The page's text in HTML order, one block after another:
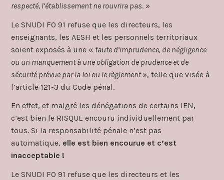
respecté, l’établissement ne rouvrira pas. »
Le SNUDI FO 91 refuse que les directeurs, les
enseignants, les AESH et les personnels territoriaux
soient exposés à une « faute d’imprudence, de négligence
ou un manquement à une obligation de prudence et de
sécurité prévue par la loi ou le règlement», telle que visée à
l’article 121-3 du Code pénal.
En effet, et malgré les dénégations de certains IEN,
c’est bien le RISQUE encouru individuellement par
tous. Si la responsabilité pénale n’est pas
automatique, elle est bien encourue et c’est
inacceptable !
Le SNUDI FO 91 refuse que les directeurs et les